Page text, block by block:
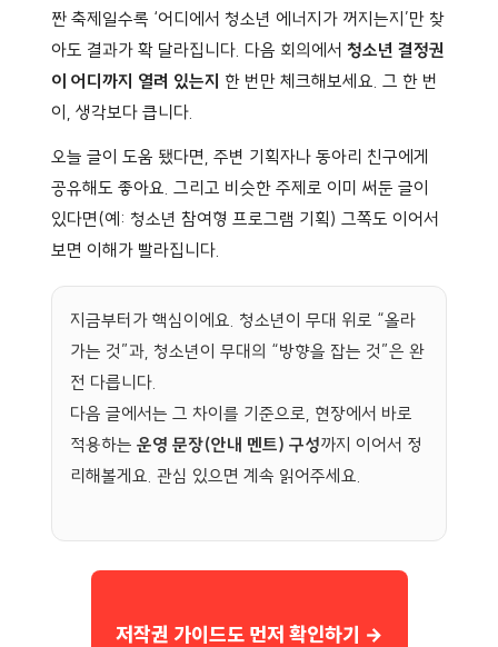
짠 축제일수록 ‘어디에서 청소년 에너지가 꺼지는지’만 찾
아도 결과가 확 달라집니다. 다음 회의에서 청소년 결정권
이 어디까지 열려 있는지 한 번만 체크해보세요. 그 한 번
이, 생각보다 큽니다.
오늘 글이 도움 됐다면, 주변 기획자나 동아리 친구에게
공유해도 좋아요. 그리고 비슷한 주제로 이미 써둔 글이
있다면(예: 청소년 참여형 프로그램 기획) 그쪽도 이어서
보면 이해가 빨라집니다.
지금부터가 핵심이에요. 청소년이 무대 위로 “올라
가는 것”과, 청소년이 무대의 “방향을 잡는 것”은 완
전 다릅니다.
다음 글에서는 그 차이를 기준으로, 현장에서 바로
적용하는 운영 문장(안내 멘트) 구성까지 이어서 정
리해볼게요. 관심 있으면 계속 읽어주세요.
저작권 가이드도 먼저 확인하기 →